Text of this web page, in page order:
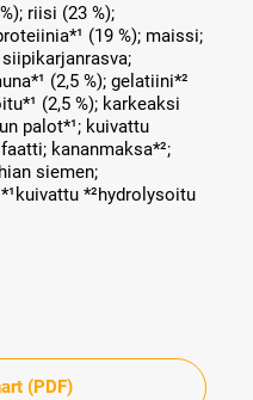
riisi (23 %);
(19 %); maissi;
(2,5 %); gelatiini*²
(2,5 %); karkeaksi
palot*¹; kuivattu
kananmaksa*²;
siemen;
*²hydrolysoitu
(PDF)